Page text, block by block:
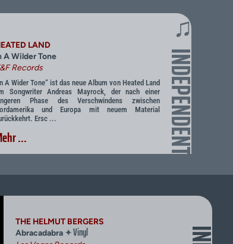
♫
INDEPENDENT
LAND
A Wilder Tone
Records
A Wider Tone“ ist das neue Album von Heated Land
Songwriter Andreas Mayrock, der nach einer
Phase des Verschwindens zwischen
und Europa mit neuem Material
Ersc ...
...
THE HELMUT BERGERS
Abracadabra ✦Vinyl